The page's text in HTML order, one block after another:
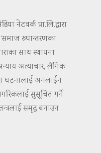
नेटवर्क प्रा.लि.द्वारा
रुपान्तरणका
साथ स्थापना
अत्याचार, लैंगिक
घटनालाई अनलाईन
सुसूचित गर्ने
समृद्ध बनाउन